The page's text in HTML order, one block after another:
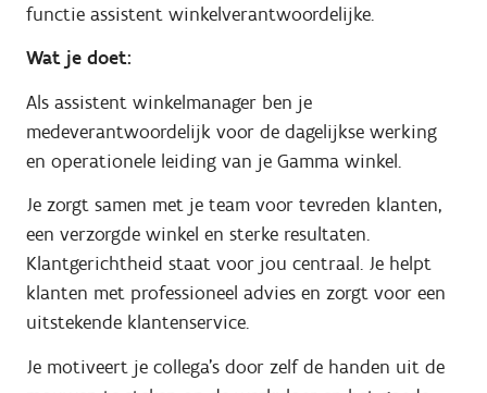
functie assistent winkelverantwoordelijke.
Wat je doet:
Als assistent winkelmanager ben je
medeverantwoordelijk voor de dagelijkse werking
en operationele leiding van je Gamma winkel.
Je zorgt samen met je team voor tevreden klanten,
een verzorgde winkel en sterke resultaten.
Klantgerichtheid staat voor jou centraal. Je helpt
klanten met professioneel advies en zorgt voor een
uitstekende klantenservice.
Je motiveert je collega’s door zelf de handen uit de